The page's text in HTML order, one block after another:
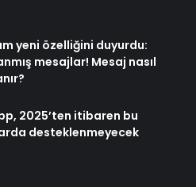
yeni özelliğini duyurdu:
mesajlar! Mesaj nasıl
2025’ten itibaren bu
desteklenmeyecek